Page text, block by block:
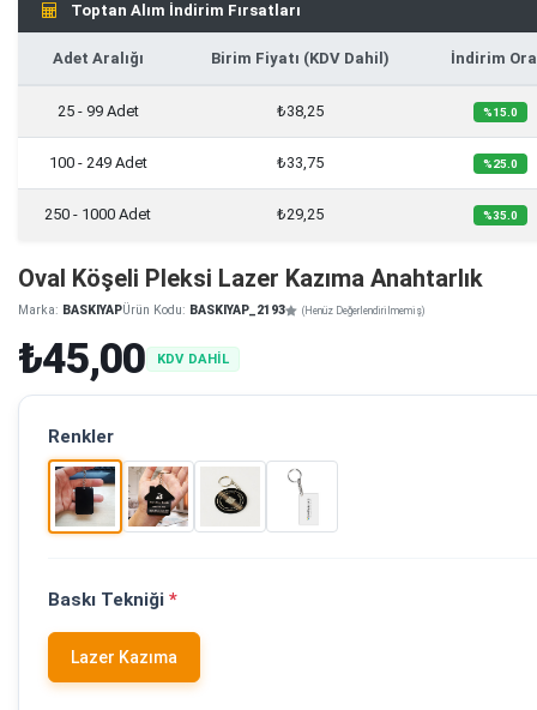
Toptan Alım İndirim Fırsatları
Adet Aralığı Birim Fiyatı (KDV Dahil) İndirim
25 - 99 Adet ₺38,25 %15.0
100 - 249 Adet ₺33,75 %25.0
250 - 1000 Adet ₺29,25 %35.0
Oval Köşeli Pleksi Lazer Kazıma Anahtarlık
Marka: BASKIYAPÜrün Kodu: BASKIYAP_2193 (Henüz Değerlendirilmemiş)
₺45,00 KDV DAHİL
Renkler
Baskı Tekniği *
Lazer Kazıma